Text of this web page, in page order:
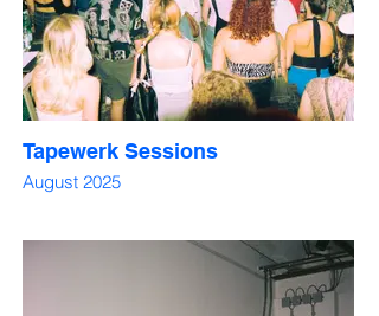
Tapewerk Sessions
August 2025